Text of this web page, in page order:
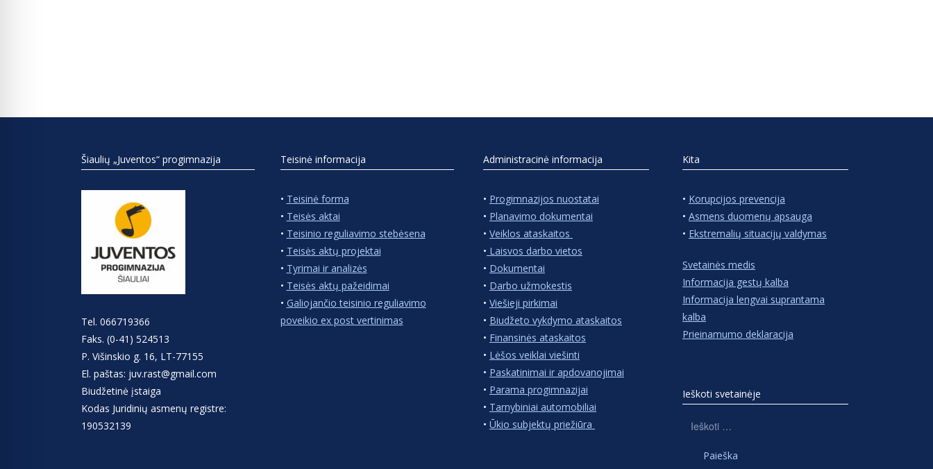
Šiaulių „Juventos“ progimnazija
Tel. 066719366
Faks. (0-41) 524513
P. Višinskio g. 16, LT-77155
El. paštas: juv.rast@gmail.com
Biudžetinė įstaiga
Kodas Juridinių asmenų registre:
190532139
Teisinė informacija
• Teisinė forma
• Teisės aktai
• Teisinio reguliavimo stebėsena
• Teisės aktų projektai
• Tyrimai ir analizės
• Teisės aktų pažeidimai
• Galiojančio teisinio reguliavimo
poveikio ex post vertinimas
Administracinė informacija
• Progimnazijos nuostatai
• Planavimo dokumentai
• Veiklos ataskaitos
• Laisvos darbo vietos
• Dokumentai
• Darbo užmokestis
• Viešieji pirkimai
• Biudžeto vykdymo ataskaitos
• Finansinės ataskaitos
• Lėšos veiklai viešinti
• Paskatinimai ir apdovanojimai
• Parama progimnazijai
• Tarnybiniai automobiliai
• Ūkio subjektų priežiūra
Kita
• Korupcijos prevencija
• Asmens duomenų apsauga
• Ekstremalių situacijų valdymas
Svetainės medis
Informacija gestų kalba
Informacija lengvai suprantama
kalba
Prieinamumo deklaracija
Ieškoti svetainėje